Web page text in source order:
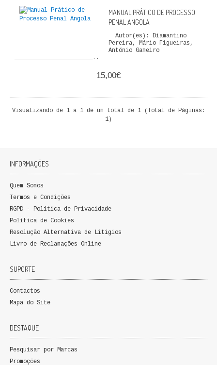
COLEÇÃO PONTO DE INTERROGAÇÃO
COLEÇÃO PONTO E VÍRGULA
LITERATURA
NOVA BIBLIOTECA COSMOS
POESIA E TEATRO
REVISTA DEDALUS
POLÍTICA
CIÊNCIA POLITICA
COLEÇÃO ATENA
OUTROS TEMAS
MANUAL PRÁTICO DE PROCESSO
PENAL ANGOLA
Autor(es): Diamantino
Pereira, Mário Figueiras,
António Gameiro
_______________________..
15,00€
Visualizando de 1 a 1 de um total de 1 (Total de Páginas:
1)
INFORMAÇÕES
Quem Somos
Termos e Condições
RGPD - Política de Privacidade
Política de Cookies
Resolução Alternativa de Litígios
Livro de Reclamações Online
SUPORTE
Contactos
Mapa do Site
DESTAQUE
Pesquisar por Marcas
Promoções